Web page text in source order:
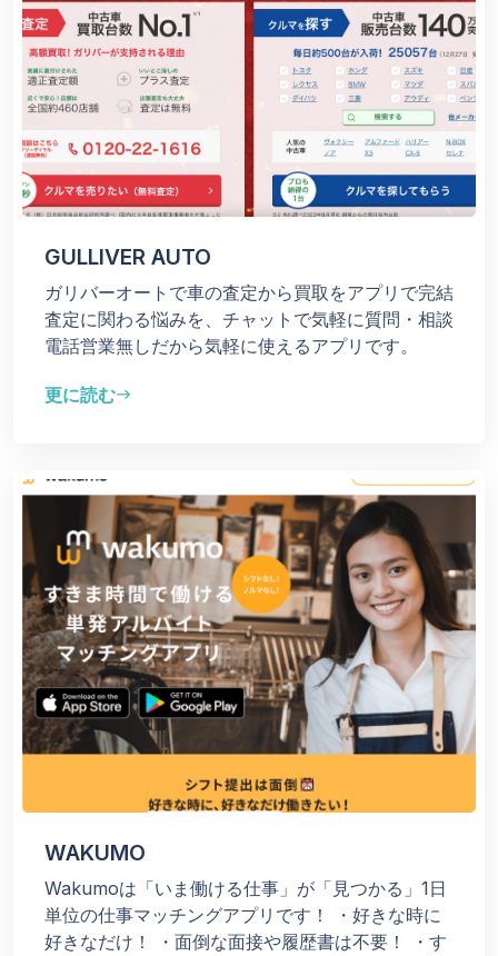
GULLIVER AUTO
ガリバーオートで車の査定から買取をアプリで完結
査定に関わる悩みを、チャットで気軽に質問・相談
電話営業無しだから気軽に使えるアプリです。
更に読むeast
WAKUMO
Wakumoは「いま働ける仕事」が「見つかる」1日
単位の仕事マッチングアプリです！
・好きな時に
好きなだけ！
・面倒な面接や履歴書は不要！
・す